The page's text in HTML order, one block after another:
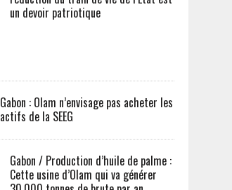
un devoir patriotique
Gabon : Olam n’envisage pas acheter les
actifs de la SEEG
Gabon / Production d’huile de palme :
Cette usine d’Olam qui va générer